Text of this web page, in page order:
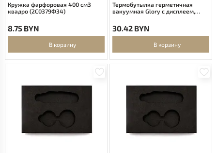
Кружка фарфоровая 400 см3
квадро (2C0379Ф34)
8.75 BYN
В корзину
Термобутылка герметичная
вакуумная Glory с дисплеем,
30.42 BYN
В корзину